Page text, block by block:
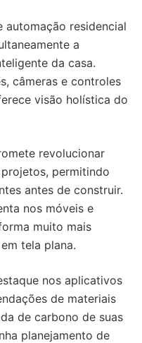
automação residencial
a
da casa.
câmeras e controles
visão holística do
revolucionar
permitindo
antes de construir.
nos móveis e
muito mais
tela plana.
nos aplicativos
de materiais
de carbono de suas
planejamento de